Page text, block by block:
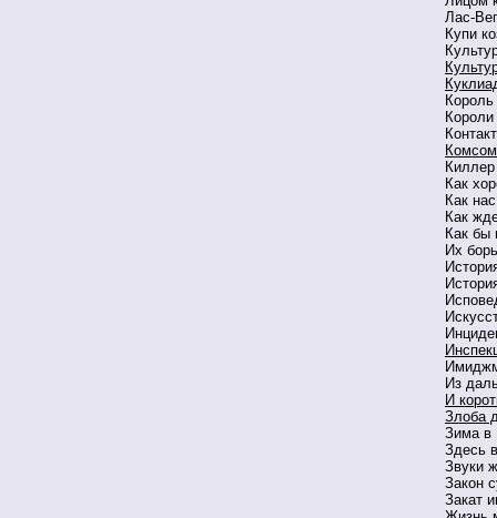
Лас-
Купи
Контакт
Киллер
Как
Как
Как
Как бы
Их
Из
И
Злоба
Зима в
Здесь
Звуки
Закон
Закат